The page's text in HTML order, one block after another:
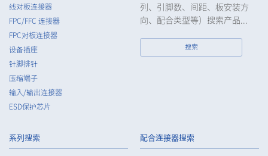
线对板连接器
FPC/FFC 连接器
FPC对板连接器
设备插座
针脚排针
压缩端子
输入/输出连接器
ESD保护芯片
列、引脚数、间距、板安装方
向、配合类型等）搜索产品...
搜索
系列搜索 配合连接器搜索